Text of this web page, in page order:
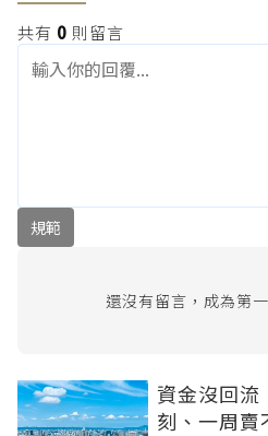
共有 0 則留言
規範
還沒有留言，成為第
資金沒回流
刻、一周賣